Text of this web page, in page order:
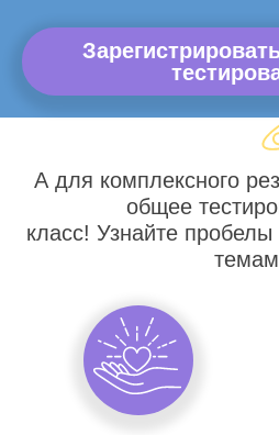
А для комплексного
общее
класс! Узнайте
темам